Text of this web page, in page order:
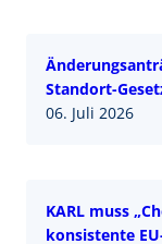
Standort-
06. Juli 2026
KARL muss
konsistente